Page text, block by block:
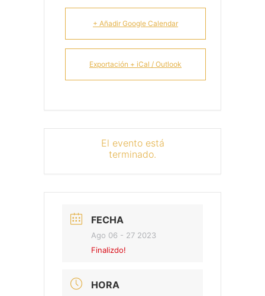
+ Añadir Google Calendar
Exportación + iCal / Outlook
El evento está
terminado.
FECHA
Ago 06 - 27 2023
Finalizdo!
HORA